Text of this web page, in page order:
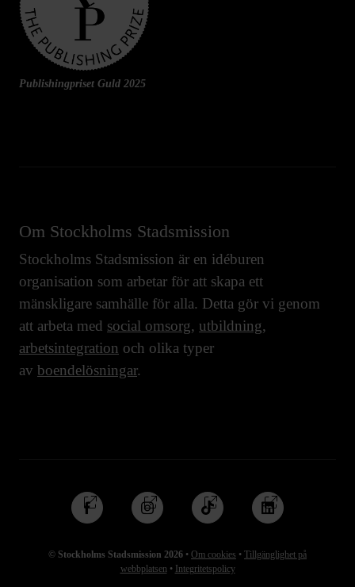
Publishingpriset Guld 2025
Om Stockholms Stadsmission
Stockholms Stadsmission är en idéburen
organisation som arbetar för att skapa ett
mänskligare samhälle för alla. Detta gör vi genom
att arbeta med social omsorg, utbildning,
arbetsintegration och olika typer
av boendelösningar.
© Stockholms Stadsmission 2026 • Om cookies • Tillgänglighet på
webbplatsen • Integritetspolicy
Följ
oss
Facebook
Följ
oss
Instagram
Följ
oss
TikTok
Följ
oss
Linkedin